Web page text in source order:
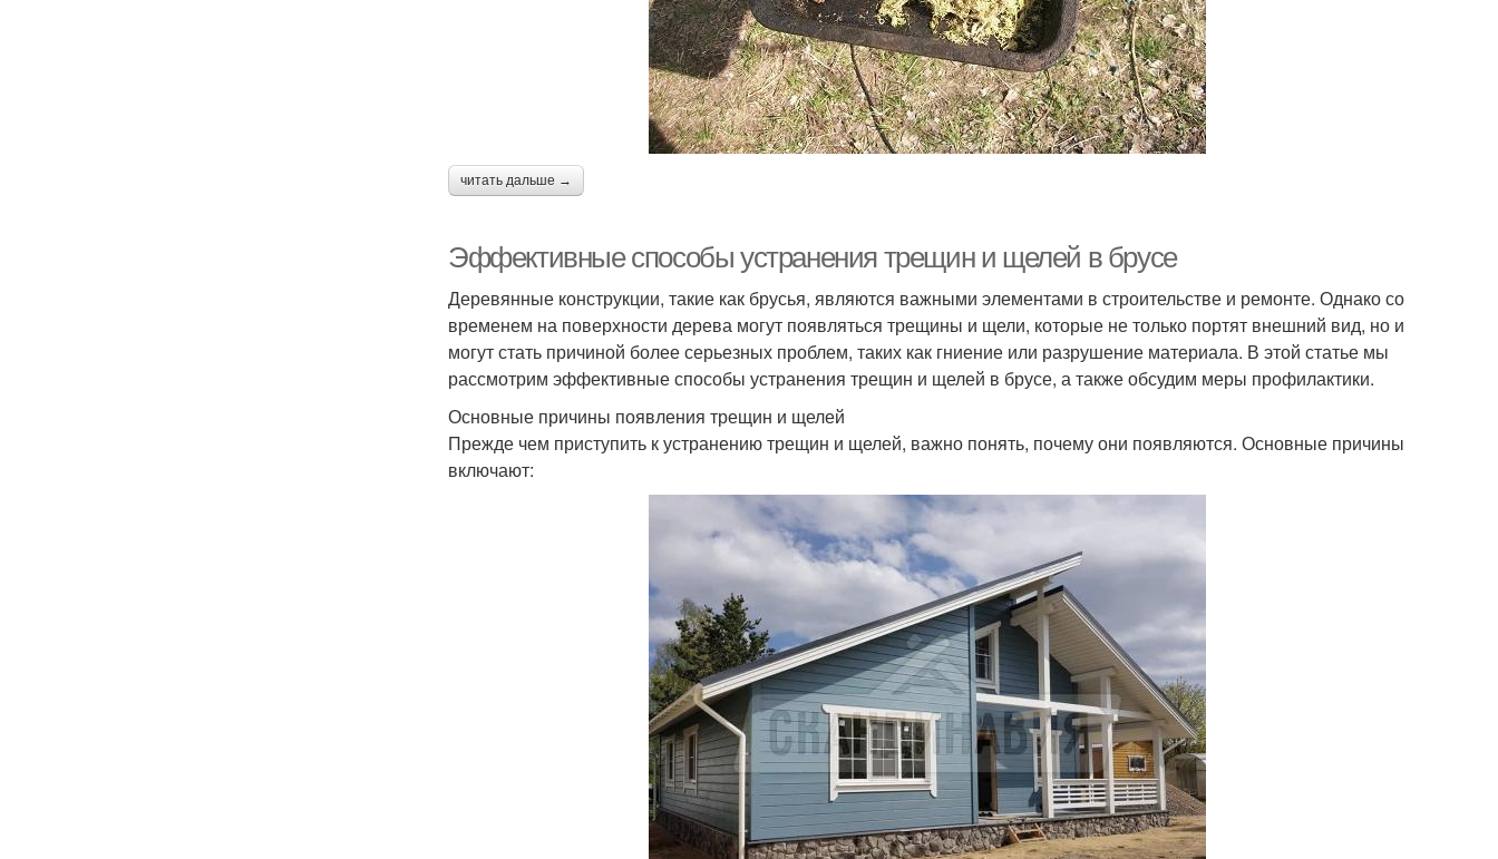
читать дальше →
Эффективные способы устранения трещин и щелей в брусе
Деревянные конструкции, такие как брусья, являются важными элементами в строительстве и ремонте. Однако со
временем на поверхности дерева могут появляться трещины и щели, которые не только портят внешний вид, но и
могут стать причиной более серьезных проблем, таких как гниение или разрушение материала. В этой статье мы
рассмотрим эффективные способы устранения трещин и щелей в брусе, а также обсудим меры профилактики.
Основные причины появления трещин и щелей
Прежде чем приступить к устранению трещин и щелей, важно понять, почему они появляются. Основные причины
включают: